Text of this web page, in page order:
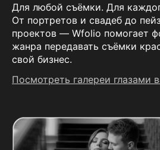
Для любой съёмки. Для
От портретов и свадеб до
проектов — Wfolio помогает
жанра передавать съёмки
свой бизнес.
Посмотреть галереи глазами